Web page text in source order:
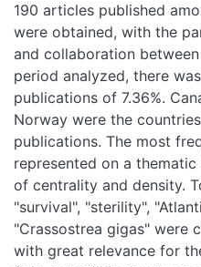
publications. The most
on a thematic map
density. Topics such as
"Atlantic salmon", and
as basic themes, with great
the research field, but still in
provide important
with marine organisms,
field of research.
Palavras-chave
Aquicultura ;Triploidia;